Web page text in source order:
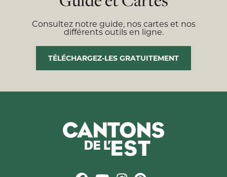
Consultez notre guide, nos cartes et nos
différents outils en ligne.
TÉLÉCHARGEZ-LES GRATUITEMENT